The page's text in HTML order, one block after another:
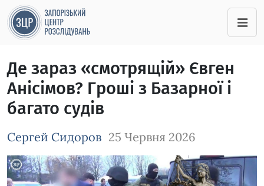
Де зараз «смотрящій» Євген
Анісімов? Гроші з Базарної і
багато судів
Сергей Сидоров 25 Червня 2026
Зображення завантажується